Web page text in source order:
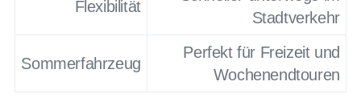
Flexibilität
Stadtverkehr
Sommerfahrzeug
Perfekt für Freizeit und
Wochenendtouren